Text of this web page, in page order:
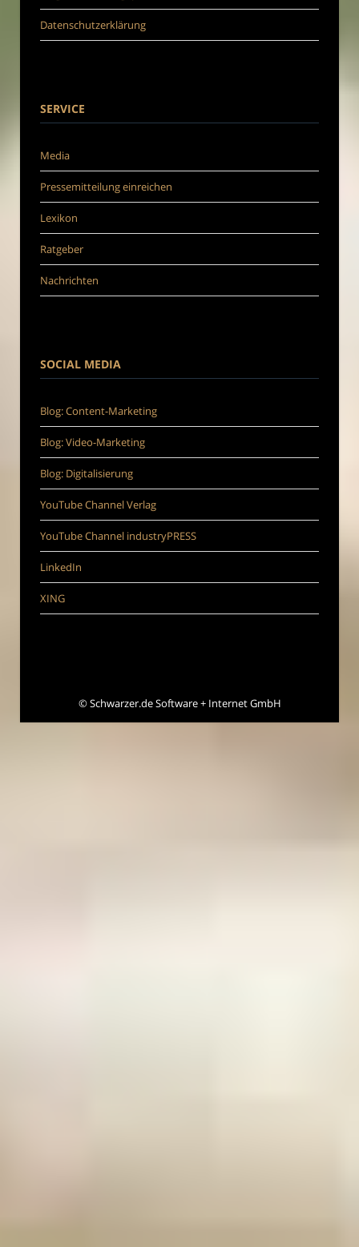
Datenschutzerklärung
SERVICE
Media
Pressemitteilung einreichen
Lexikon
Ratgeber
Nachrichten
SOCIAL MEDIA
Blog: Content-Marketing
Blog: Video-Marketing
Blog: Digitalisierung
YouTube Channel Verlag
YouTube Channel industryPRESS
LinkedIn
XING
©Schwarzer.de Software + Internet GmbH